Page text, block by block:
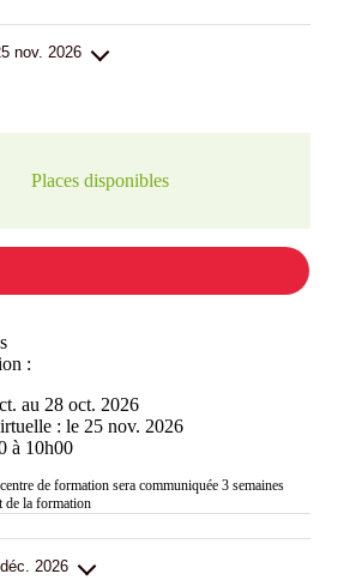
nov. 2026
Places disponibles
:
au 28 oct. 2026
: le 25 nov. 2026
à 10h00
de formation sera communiquée 3 semaines
de la formation
2026